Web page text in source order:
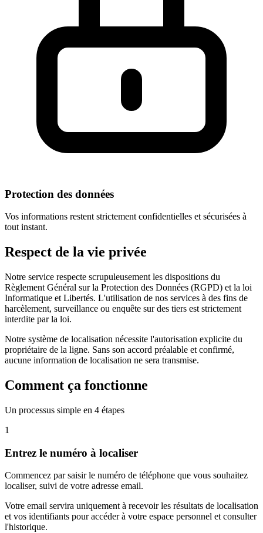
Protection des données
Vos informations restent strictement confidentielles et sécurisées à
tout instant.
Respect de la vie privée
Notre service respecte scrupuleusement les dispositions du
Règlement Général sur la Protection des Données (RGPD) et la loi
Informatique et Libertés. L'utilisation de nos services à des fins de
harcèlement, surveillance ou enquête sur des tiers est strictement
interdite par la loi.
Notre système de localisation nécessite l'autorisation explicite du
propriétaire de la ligne. Sans son accord préalable et confirmé,
aucune information de localisation ne sera transmise.
Comment ça fonctionne
Un processus simple en 4 étapes
1
Entrez le numéro à localiser
Commencez par saisir le numéro de téléphone que vous souhaitez
localiser, suivi de votre adresse email.
Votre email servira uniquement à recevoir les résultats de localisation
et vos identifiants pour accéder à votre espace personnel et consulter
l'historique.